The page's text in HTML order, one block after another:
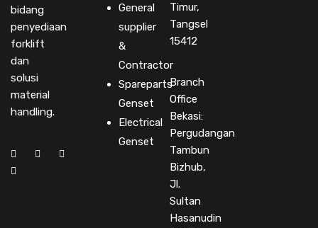
bidang
penyediaan
forklift
dan
solusi
material
handling.
General
supplier
&
Contractor
Spareparts
Genset
Electrical
Genset
Timur,
Tangsel
15412
Branch
Office
Bekasi:
Pergudangan
Tambun
Bizhub,
Jl.
Sultan
Hasanudin